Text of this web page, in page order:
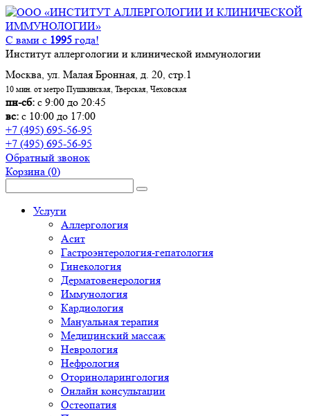
С вами с 1995 года!
Институт аллергологии и клинической иммунологии
Москва, ул. Малая Бронная, д. 20, стр.1
10 мин. от метро Пушкинская, Тверская, Чеховская
пн-сб: с 9:00 до 20:45
вс: с 10:00 до 17:00
+7 (495) 695-56-95
+7 (495) 695-56-95
Обратный звонок
Корзина (0)
Услуги
Аллергология
Асит
Гастроэнтерология-гепатология
Гинекология
Дерматовенерология
Иммунология
Кардиология
Мануальная терапия
Медицинский массаж
Неврология
Нефрология
Оториноларингология
Онлайн консультации
Остеопатия